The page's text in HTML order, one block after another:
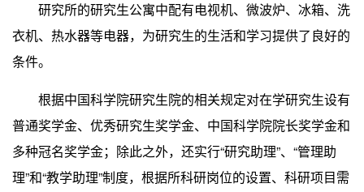
研究所的研究生公寓中配有电视机、微波炉、冰箱、洗
衣机、热水器等电器，为研究生的生活和学习提供了良好的
条件。
根据中国科学院研究生院的相关规定对在学研究生设有
普通奖学金、优秀研究生奖学金、中国科学院院长奖学金和
多种冠名奖学金；除此之外，还实行“研究助理”、 “管理助
理”和“教学助理”制度，根据所科研岗位的设置、科研项目需